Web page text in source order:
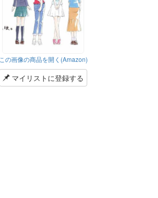
この画像の商品を開く(Amazon)
マイリストに登録する